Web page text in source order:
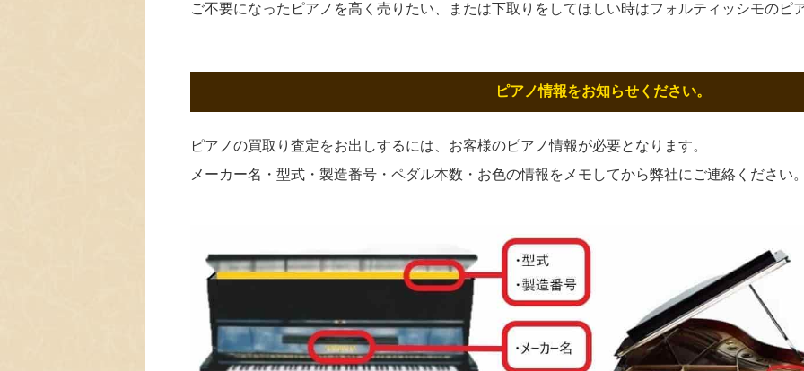
ご不要になったピアノを高く売りたい、または下取りをしてほしい時はフォルティッシモのピ
ピアノ情報をお知らせください。
ピアノの買取り査定をお出しするには、お客様のピアノ情報が必要となります。
メーカー名・型式・製造番号・ペダル本数・お色の情報をメモしてから弊社にご連絡ください